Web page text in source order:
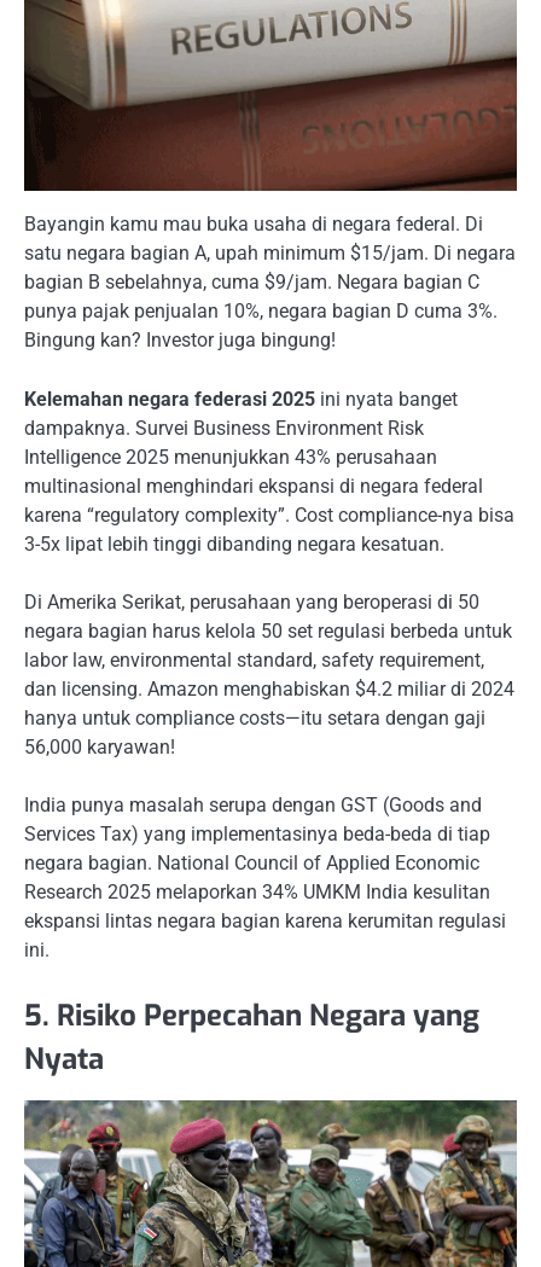
Bayangin kamu mau buka usaha di negara federal. Di
satu negara bagian A, upah minimum $15/jam. Di negara
bagian B sebelahnya, cuma $9/jam. Negara bagian C
punya pajak penjualan 10%, negara bagian D cuma 3%.
Bingung kan? Investor juga bingung!
Kelemahan negara federasi 2025 ini nyata banget
dampaknya. Survei Business Environment Risk
Intelligence 2025 menunjukkan 43% perusahaan
multinasional menghindari ekspansi di negara federal
karena “regulatory complexity”. Cost compliance-nya bisa
3-5x lipat lebih tinggi dibanding negara kesatuan.
Di Amerika Serikat, perusahaan yang beroperasi di 50
negara bagian harus kelola 50 set regulasi berbeda untuk
labor law, environmental standard, safety requirement,
dan licensing. Amazon menghabiskan $4.2 miliar di 2024
hanya untuk compliance costs—itu setara dengan gaji
56,000 karyawan!
India punya masalah serupa dengan GST (Goods and
Services Tax) yang implementasinya beda-beda di tiap
negara bagian. National Council of Applied Economic
Research 2025 melaporkan 34% UMKM India kesulitan
ekspansi lintas negara bagian karena kerumitan regulasi
ini.
5. Risiko Perpecahan Negara yang
Nyata